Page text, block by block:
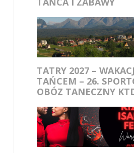
TATRY 2027 –
TAŃCEM – 26.
OBÓZ TANECZNY